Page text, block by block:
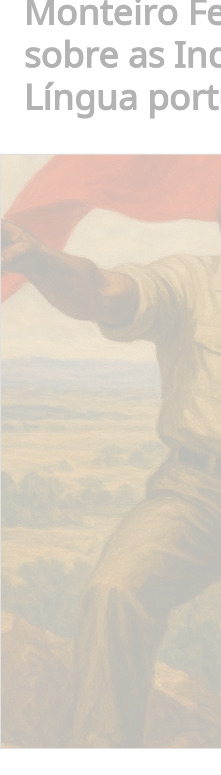
sobre as
Língua